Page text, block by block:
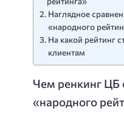
Наглядное
«народного
На какой рейтинг
клиентам
Чем ренкинг ЦБ
«народного